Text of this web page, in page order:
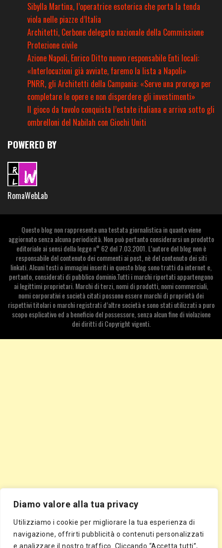
Diamo valore alla tua privacy
Utilizziamo i cookie per migliorare la tua esperienza di
navigazione, offrirti pubblicità o contenuti personalizzati
e analizzare il nostro traffico. Cliccando “Accetta tutti”,
Sibylla Martina, l’operatrice esoterica che porta la tenda
viola nelle piazze d’Italia
Architetti, Cerbone delegato nazionale della Commissione
Protezione civile
Azione Napoli, Enrico Ditto nuovo responsabile Enti locali:
«Interlocuzioni già avviate, faremo la lista a Napoli»
PNRR, gli Architetti della Campania: «Serve una proroga per
completare le opere e non disperdere gli investimenti»
Il gioco da tavolo conquista l’estate italiana e arriva sotto gli
ombrelloni del Nabilah con Giochi Uniti
POWERED BY
RomaWebLab
Questo blog non rappresenta una testata giornalistica in quanto viene
aggiornato senza alcuna periodicità. Non può pertanto considerarsi un prodotto
editoriale ai sensi della legge n° 62 del 7.03.2001. L’autore del blog non è
responsabile del contenuto dei commenti ai post, nè del contenuto dei siti
linkati. Alcuni testi o immagini inseriti in questo blog sono tratti da internet e,
pertanto, considerati di pubblico dominio.Tutti i marchi riportati appartengono
ai legittimi proprietari. Marchi di terzi, nomi di prodotti, nomi commerciali,
nomi corporativi e società citati possono essere marchi di proprietà dei
rispettivi titolari o marchi registrati d’altre società e sono stati utilizzati a puro
scopo esplicativo ed a beneficio del possessore, senza alcun fine di violazione
dei diritti di Copyright vigenti.